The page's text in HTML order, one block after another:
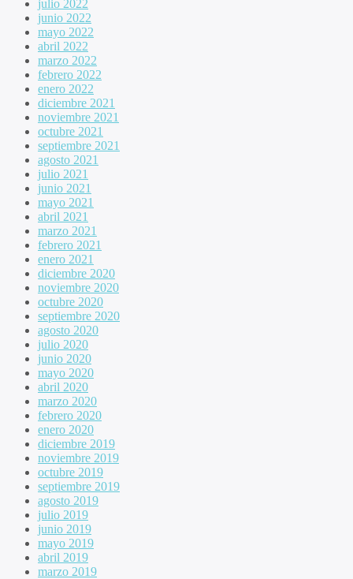
julio 2022
junio 2022
mayo 2022
abril 2022
marzo 2022
febrero 2022
enero 2022
diciembre 2021
noviembre 2021
octubre 2021
septiembre 2021
agosto 2021
julio 2021
junio 2021
mayo 2021
abril 2021
marzo 2021
febrero 2021
enero 2021
diciembre 2020
noviembre 2020
octubre 2020
septiembre 2020
agosto 2020
julio 2020
junio 2020
mayo 2020
abril 2020
marzo 2020
febrero 2020
enero 2020
diciembre 2019
noviembre 2019
octubre 2019
septiembre 2019
agosto 2019
julio 2019
junio 2019
mayo 2019
abril 2019
marzo 2019